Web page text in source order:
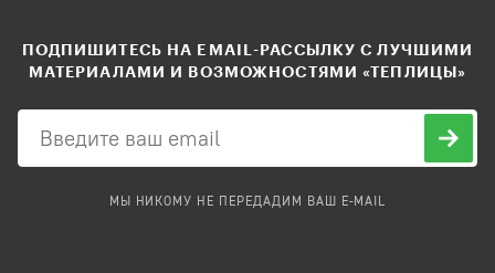
ПОДПИШИТЕСЬ НА EMAIL-РАССЫЛКУ С ЛУЧШИМИ
МАТЕРИАЛАМИ И ВОЗМОЖНОСТЯМИ «ТЕПЛИЦЫ»
МЫ НИКОМУ НЕ ПЕРЕДАДИМ ВАШ E-MAIL